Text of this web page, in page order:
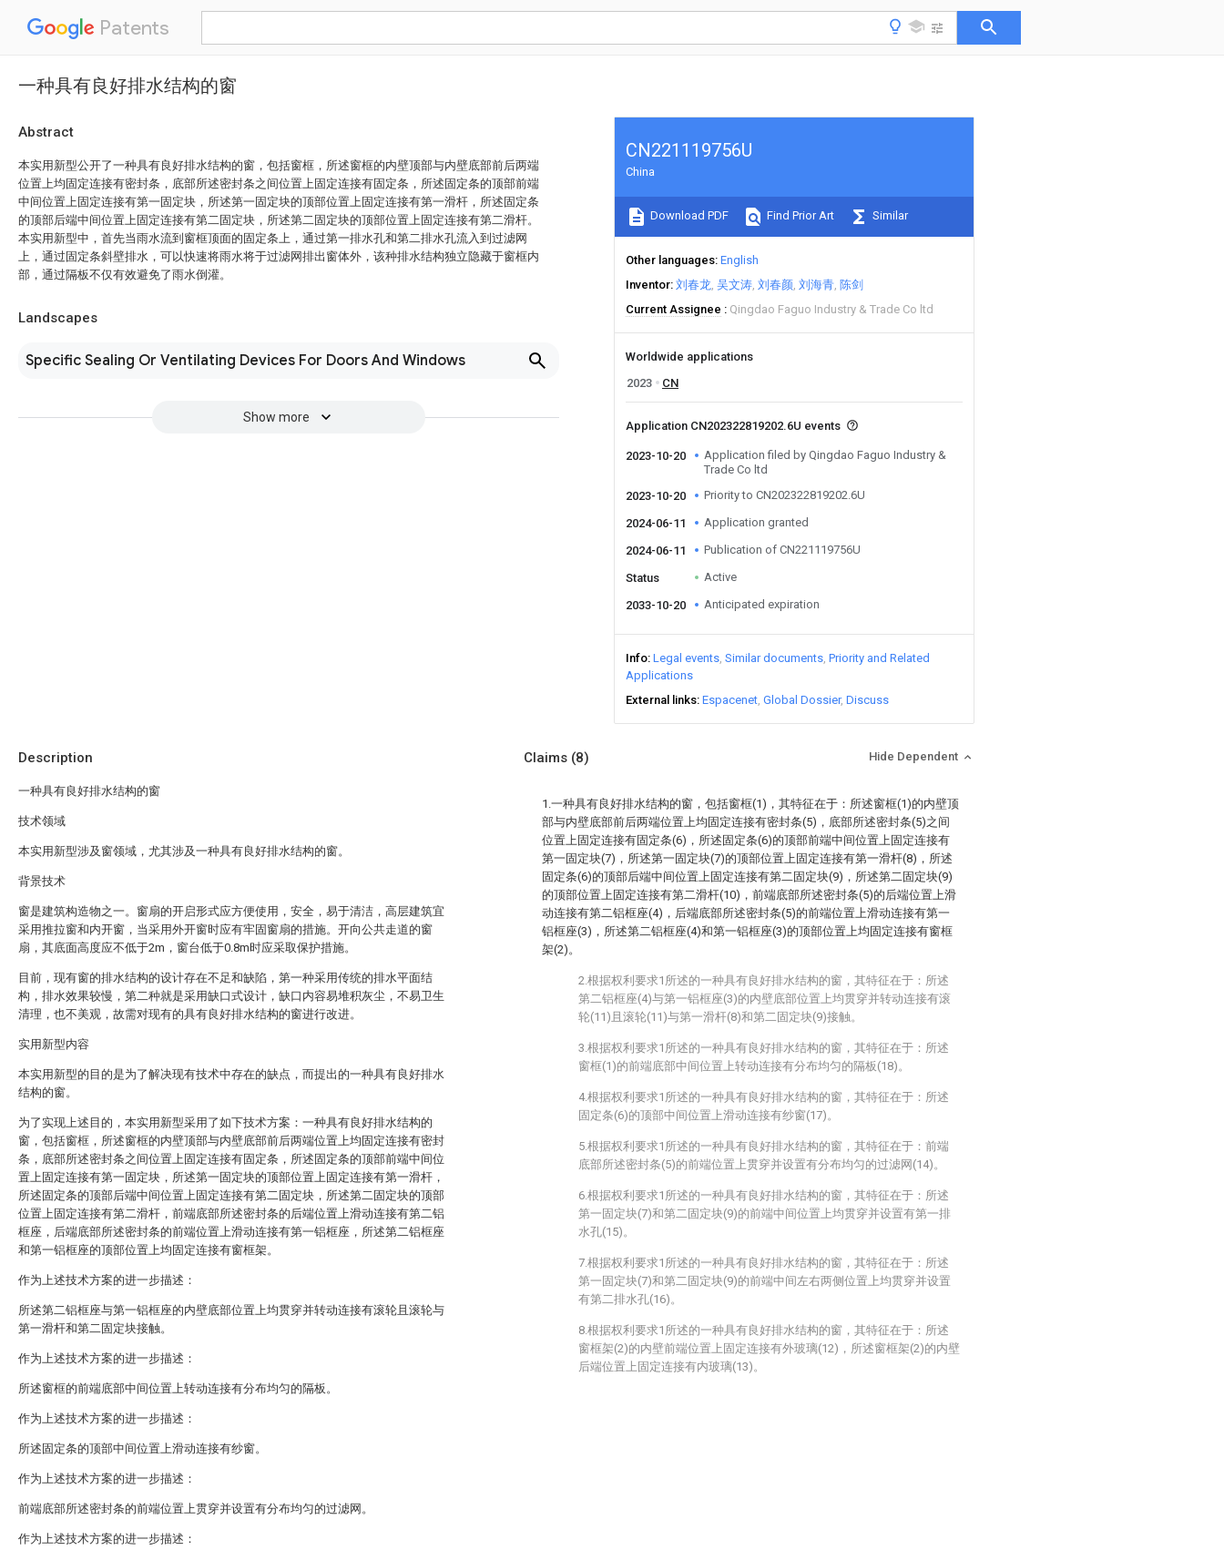
Patents
一种具有良好排水结构的窗
Abstract
本实用新型公开了一种具有良好排水结构的窗，包括窗框，所述窗框的内壁顶部与内壁底部前后两端
位置上均固定连接有密封条，底部所述密封条之间位置上固定连接有固定条，所述固定条的顶部前端
中间位置上固定连接有第一固定块，所述第一固定块的顶部位置上固定连接有第一滑杆，所述固定条
的顶部后端中间位置上固定连接有第二固定块，所述第二固定块的顶部位置上固定连接有第二滑杆。
本实用新型中，首先当雨水流到窗框顶面的固定条上，通过第一排水孔和第二排水孔流入到过滤网
上，通过固定条斜壁排水，可以快速将雨水将于过滤网排出窗体外，该种排水结构独立隐藏于窗框内
部，通过隔板不仅有效避免了雨水倒灌。
Landscapes
Specific Sealing Or Ventilating Devices For Doors And Windows
Show more
CN221119756U
China
Download PDF Find Prior Art Similar
Other languages English
Inventor 刘春龙 吴文涛 刘春颜 刘海青 陈剑
Current Assignee
Qingdao Faguo Industry & Trade Co ltd
Worldwide applications
2023
CN
Application CN202322819202.6U events
2023-10-20
Application filed by Qingdao Faguo Industry &
Trade Co ltd
2023-10-20
Priority to CN202322819202.6U
2024-06-11 Application granted
2024-06-11 Publication of CN221119756U
Status Active
2033-10-20 Anticipated expiration
Info Legal events Similar documents Priority and Related
Applications
External links Espacenet Global Dossier Discuss
Description
一种具有良好排水结构的窗
技术领域
本实用新型涉及窗领域，尤其涉及一种具有良好排水结构的窗。
背景技术
窗是建筑构造物之一。窗扇的开启形式应方便使用，安全，易于清洁，高层建筑宜
采用推拉窗和内开窗，当采用外开窗时应有牢固窗扇的措施。开向公共走道的窗
扇，其底面高度应不低于2m，窗台低于0.8m时应采取保护措施。
目前，现有窗的排水结构的设计存在不足和缺陷，第一种采用传统的排水平面结
构，排水效果较慢，第二种就是采用缺口式设计，缺口内容易堆积灰尘，不易卫生
清理，也不美观，故需对现有的具有良好排水结构的窗进行改进。
实用新型内容
本实用新型的目的是为了解决现有技术中存在的缺点，而提出的一种具有良好排水
结构的窗。
为了实现上述目的，本实用新型采用了如下技术方案：一种具有良好排水结构的
窗，包括窗框，所述窗框的内壁顶部与内壁底部前后两端位置上均固定连接有密封
条，底部所述密封条之间位置上固定连接有固定条，所述固定条的顶部前端中间位
置上固定连接有第一固定块，所述第一固定块的顶部位置上固定连接有第一滑杆，
所述固定条的顶部后端中间位置上固定连接有第二固定块，所述第二固定块的顶部
位置上固定连接有第二滑杆，前端底部所述密封条的后端位置上滑动连接有第二铝
框座，后端底部所述密封条的前端位置上滑动连接有第一铝框座，所述第二铝框座
和第一铝框座的顶部位置上均固定连接有窗框架。
作为上述技术方案的进一步描述：
所述第二铝框座与第一铝框座的内壁底部位置上均贯穿并转动连接有滚轮且滚轮与
第一滑杆和第二固定块接触。
作为上述技术方案的进一步描述：
所述窗框的前端底部中间位置上转动连接有分布均匀的隔板。
作为上述技术方案的进一步描述：
所述固定条的顶部中间位置上滑动连接有纱窗。
作为上述技术方案的进一步描述：
前端底部所述密封条的前端位置上贯穿并设置有分布均匀的过滤网。
作为上述技术方案的进一步描述：
Claims (8) Hide Dependent
1.一种具有良好排水结构的窗，包括窗框(1)，其特征在于：所述窗框(1)的内壁顶
部与内壁底部前后两端位置上均固定连接有密封条(5)，底部所述密封条(5)之间
位置上固定连接有固定条(6)，所述固定条(6)的顶部前端中间位置上固定连接有
第一固定块(7)，所述第一固定块(7)的顶部位置上固定连接有第一滑杆(8)，所述
固定条(6)的顶部后端中间位置上固定连接有第二固定块(9)，所述第二固定块(9)
的顶部位置上固定连接有第二滑杆(10)，前端底部所述密封条(5)的后端位置上滑
动连接有第二铝框座(4)，后端底部所述密封条(5)的前端位置上滑动连接有第一
铝框座(3)，所述第二铝框座(4)和第一铝框座(3)的顶部位置上均固定连接有窗框
架(2)。
2.根据权利要求1所述的一种具有良好排水结构的窗，其特征在于：所述
第二铝框座(4)与第一铝框座(3)的内壁底部位置上均贯穿并转动连接有滚
轮(11)且滚轮(11)与第一滑杆(8)和第二固定块(9)接触。
3.根据权利要求1所述的一种具有良好排水结构的窗，其特征在于：所述
窗框(1)的前端底部中间位置上转动连接有分布均匀的隔板(18)。
4.根据权利要求1所述的一种具有良好排水结构的窗，其特征在于：所述
固定条(6)的顶部中间位置上滑动连接有纱窗(17)。
5.根据权利要求1所述的一种具有良好排水结构的窗，其特征在于：前端
底部所述密封条(5)的前端位置上贯穿并设置有分布均匀的过滤网(14)。
6.根据权利要求1所述的一种具有良好排水结构的窗，其特征在于：所述
第一固定块(7)和第二固定块(9)的前端中间位置上均贯穿并设置有第一排
水孔(15)。
7.根据权利要求1所述的一种具有良好排水结构的窗，其特征在于：所述
第一固定块(7)和第二固定块(9)的前端中间左右两侧位置上均贯穿并设置
有第二排水孔(16)。
8.根据权利要求1所述的一种具有良好排水结构的窗，其特征在于：所述
窗框架(2)的内壁前端位置上固定连接有外玻璃(12)，所述窗框架(2)的内壁
后端位置上固定连接有内玻璃(13)。